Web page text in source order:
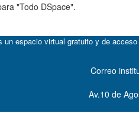
"Todo DSpace".
espacio virtual gratuito y de
Correo
Av.10 de